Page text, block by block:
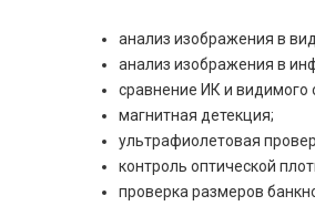
анализ изображения в
анализ изображения в
сравнение ИК и видимого
магнитная детекция;
ультрафиолетовая
контроль оптической
проверка размеров